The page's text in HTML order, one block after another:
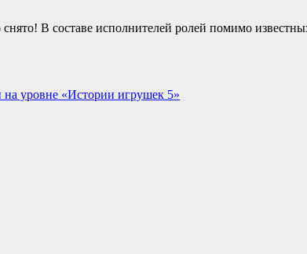
В составе исполнителей ролей помимо
уровне «Истории игрушек 5»